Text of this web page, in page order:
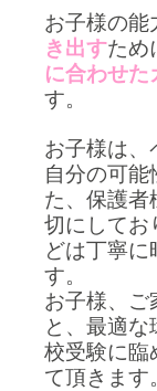
お子様の能
き出すため
に合わせた
す。
お子様は、
自分の可能
た、保護者
切にしてお
どは丁寧に
す。
お子様、ご
と、最適
校受験に臨
て頂きます